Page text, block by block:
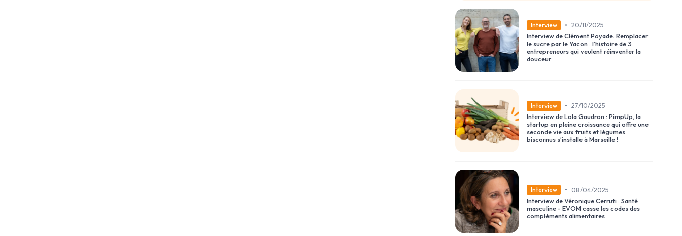
Interview • 20/11/2025
Interview de Clément Poyade. Remplacer
le sucre par le Yacon : l’histoire de 3
entrepreneurs qui veulent réinventer la
douceur
Interview • 27/10/2025
Interview de Lola Gaudron : PimpUp, la
startup en pleine croissance qui offre une
seconde vie aux fruits et légumes
biscornus s’installe à Marseille !
Interview •
08/04/2025
Interview de Véronique Cerruti : Santé
masculine - EVOM casse les codes des
compléments alimentaires